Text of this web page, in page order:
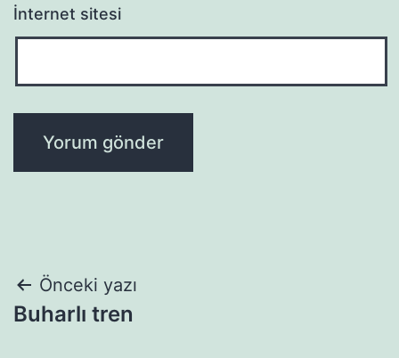
İnternet sitesi
Yazı
gezinmesi
Önceki yazı
Buharlı tren